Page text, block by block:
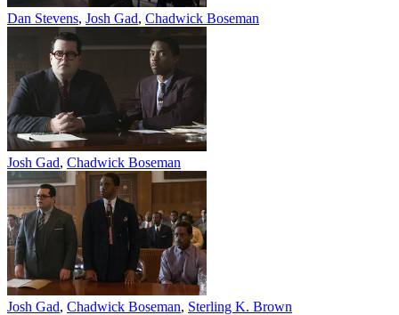
Dan Stevens, Josh Gad, Chadwick Boseman
Josh Gad, Chadwick Boseman
Josh Gad, Chadwick Boseman, Sterling K. Brown